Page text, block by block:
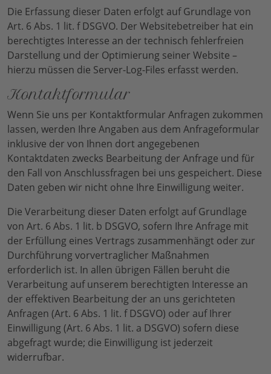
Die Erfassung dieser Daten erfolgt auf Grundlage von
Art. 6 Abs. 1 lit. f DSGVO. Der Websitebetreiber hat ein
berechtigtes Interesse an der technisch fehlerfreien
Darstellung und der Optimierung seiner Website –
hierzu müssen die Server-Log-Files erfasst werden.
Kontaktformular
Wenn Sie uns per Kontaktformular Anfragen zukommen
lassen, werden Ihre Angaben aus dem Anfrageformular
inklusive der von Ihnen dort angegebenen
Kontaktdaten zwecks Bearbeitung der Anfrage und für
den Fall von Anschlussfragen bei uns gespeichert. Diese
Daten geben wir nicht ohne Ihre Einwilligung weiter.
Die Verarbeitung dieser Daten erfolgt auf Grundlage
von Art. 6 Abs. 1 lit. b DSGVO, sofern Ihre Anfrage mit
der Erfüllung eines Vertrags zusammenhängt oder zur
Durchführung vorvertraglicher Maßnahmen
erforderlich ist. In allen übrigen Fällen beruht die
Verarbeitung auf unserem berechtigten Interesse an
der effektiven Bearbeitung der an uns gerichteten
Anfragen (Art. 6 Abs. 1 lit. f DSGVO) oder auf Ihrer
Einwilligung (Art. 6 Abs. 1 lit. a DSGVO) sofern diese
abgefragt wurde; die Einwilligung ist jederzeit
widerrufbar.